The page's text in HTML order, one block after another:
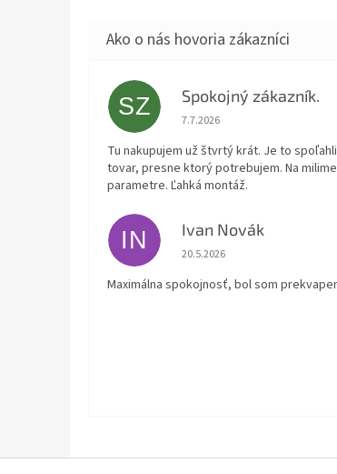
SZ Spokojný zákazník.
Hodnotenie obchodu je 5 z 5
7.7.2026
Tu nakupujem už štvrtý krát. Je to
tovar, presne ktorý potrebujem. Na
parametre. Ľahká montáž.
IN Ivan Novák
Hodnotenie obchodu je 5 z 5
20.5.2026
Maximálna spokojnosť, bol som